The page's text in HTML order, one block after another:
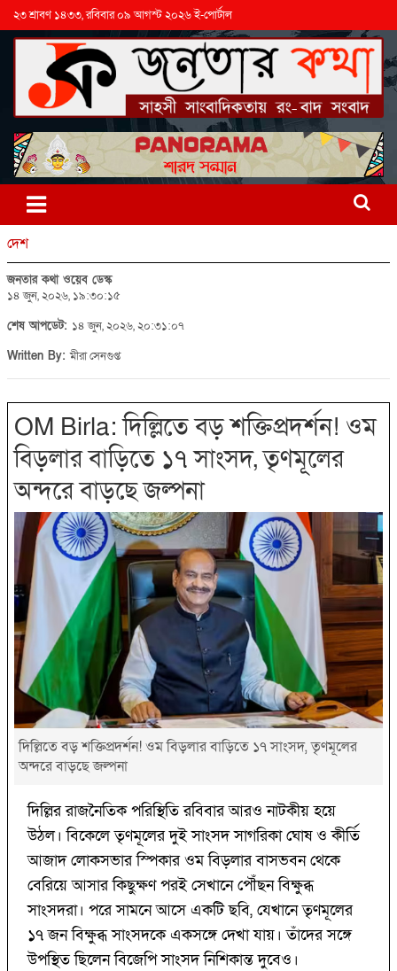
২৩ শ্রাবণ ১৪৩৩, রবিবার ০৯ আগস্ট ২০২৬ ই-পোর্টাল
দেশ
জনতার কথা ওয়েব ডেস্ক
১৪ জুন, ২০২৬, ১৯:৩০:১৫
শেষ আপডেট: ১৪ জুন, ২০২৬, ২০:৩১:০৭
Written By:মীরা সেনগুপ্ত
OM Birla: দিল্লিতে বড় শক্তিপ্রদর্শন! ওম
বিড়লার বাড়িতে ১৭ সাংসদ, তৃণমূলের
অন্দরে বাড়ছে জল্পনা
দিল্লিতে বড় শক্তিপ্রদর্শন! ওম বিড়লার বাড়িতে ১৭ সাংসদ, তৃণমূলের
অন্দরে বাড়ছে জল্পনা
দিল্লির রাজনৈতিক পরিস্থিতি রবিবার আরও নাটকীয় হয়ে
উঠল। বিকেলে তৃণমূলের দুই সাংসদ সাগরিকা ঘোষ ও কীর্তি
আজাদ লোকসভার স্পিকার ওম বিড়লার বাসভবন থেকে
বেরিয়ে আসার কিছুক্ষণ পরই সেখানে পৌঁছন বিক্ষুব্ধ
সাংসদরা। পরে সামনে আসে একটি ছবি, যেখানে তৃণমূলের
১৭ জন বিক্ষুব্ধ সাংসদকে একসঙ্গে দেখা যায়। তাঁদের সঙ্গে
উপস্থিত ছিলেন বিজেপি সাংসদ নিশিকান্ত দুবেও।